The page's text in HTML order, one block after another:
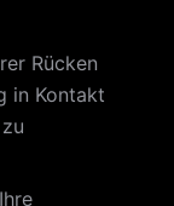
Rücken
in Kontakt